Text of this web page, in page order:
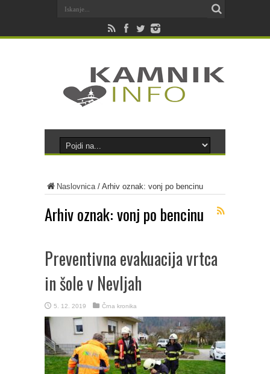
Naslovnica/ Arhiv oznak: vonj po bencinu
Arhiv oznak:vonj po bencinu
Preventivna evakuacija vrtca
in šole v Nevljah
5. 12. 2019 Črna kronika